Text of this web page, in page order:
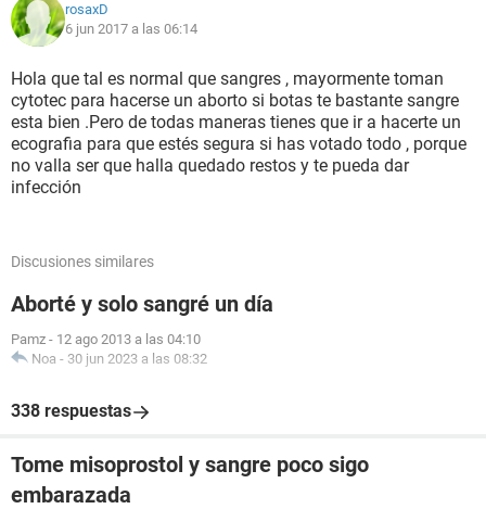
rosaxD
6 jun 2017 a las 06:14
Hola que tal es normal que sangres , mayormente toman
cytotec para hacerse un aborto si botas te bastante sangre
esta bien .Pero de todas maneras tienes que ir a hacerte un
ecografia para que estés segura si has votado todo , porque
no valla ser que halla quedado restos y te pueda dar
infección
Discusiones similares
Aborté y solo sangré un día
Pamz - 12 ago 2013 a las 04:10
Noa - 30 jun 2023 a las 08:32
338 respuestas
Tome misoprostol y sangre poco sigo
embarazada